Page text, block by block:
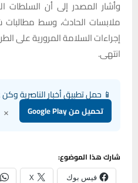
وأشار المصدر إلى أن السلطات
ملابسات الحادث، وسط مطالبات
إجراءات السلامة المرورية على
انتهى.
📱 حمل تطبيق أخبار الناصرية
تحميل من Google Play ×
شارك هذا الموضوع:
فيس بوك X